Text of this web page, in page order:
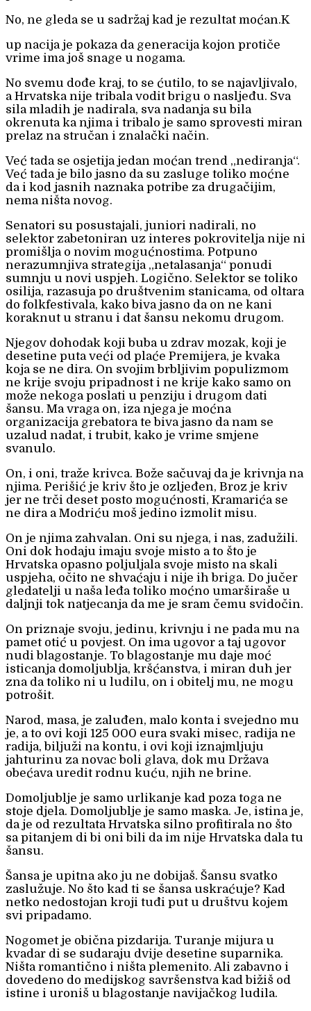
No, ne gleda se u sadržaj kad je rezultat moćan.K
up nacija je pokaza da generacija kojon protiče
vrime ima još snage u nogama.
No svemu dođe kraj, to se ćutilo, to se najavljivalo,
a Hrvatska nije tribala vodit brigu o nasljeđu. Sva
sila mladih je nadirala, sva nadanja su bila
okrenuta ka njima i tribalo je samo sprovesti miran
prelaz na stručan i znalački način.
Već tada se osjetija jedan moćan trend „nediranja“.
Već tada je bilo jasno da su zasluge toliko moćne
da i kod jasnih naznaka potribe za drugačijim,
nema ništa novog.
Senatori su posustajali, juniori nadirali, no
selektor zabetoniran uz interes pokrovitelja nije ni
promišlja o novim mogućnostima. Potpuno
nerazumnjiva strategija „netalasanja“ ponudi
sumnju u novi uspjeh. Logično. Selektor se toliko
osilija, razasuja po društvenim stanicama, od oltara
do folkfestivala, kako biva jasno da on ne kani
koraknut u stranu i dat šansu nekomu drugom.
Njegov dohodak koji buba u zdrav mozak, koji je
desetine puta veći od plaće Premijera, je kvaka
koja se ne dira. On svojim brbljivim populizmom
ne krije svoju pripadnost i ne krije kako samo on
može nekoga poslati u penziju i drugom dati
šansu. Ma vraga on, iza njega je moćna
organizacija grebatora te biva jasno da nam se
uzalud nadat, i trubit, kako je vrime smjene
svanulo.
On, i oni, traže krivca. Bože sačuvaj da je krivnja na
njima. Perišić je kriv što je ozljeđen, Broz je kriv
jer ne trči deset posto mogućnosti, Kramarića se
ne dira a Modriću moš jedino izmolit misu.
On je njima zahvalan. Oni su njega, i nas, zadužili.
Oni dok hodaju imaju svoje misto a to što je
Hrvatska opasno poljuljala svoje misto na skali
uspjeha, očito ne shvaćaju i nije ih briga. Do jučer
gledatelji u naša leđa toliko moćno umarširaše u
daljnji tok natjecanja da me je sram čemu svidočin.
On priznaje svoju, jedinu, krivnju i ne pada mu na
pamet otić u povjest. On ima ugovor a taj ugovor
nudi blagostanje. To blagostanje mu daje moć
isticanja domoljublja, kršćanstva, i miran duh jer
zna da toliko ni u ludilu, on i obitelj mu, ne mogu
potrošit.
Narod, masa, je zaluđen, malo konta i svejedno mu
je, a to ovi koji 125 000 eura svaki misec, radija ne
radija, biljuži na kontu, i ovi koji iznajmljuju
jahturinu za novac boli glava, dok mu Država
obećava uredit rodnu kuću, njih ne brine.
Domoljublje je samo urlikanje kad poza toga ne
stoje djela. Domoljublje je samo maska. Je, istina je,
da je od rezultata Hrvatska silno profitirala no što
sa pitanjem di bi oni bili da im nije Hrvatska dala tu
šansu.
Šansa je upitna ako ju ne dobijaš. Šansu svatko
zaslužuje. No što kad ti se šansa uskraćuje? Kad
netko nedostojan kroji tuđi put u društvu kojem
svi pripadamo.
Nogomet je obična pizdarija. Turanje mijura u
kvadar di se sudaraju dvije desetine suparnika.
Ništa romantično i ništa plemenito. Ali zabavno i
dovedeno do medijskog savršenstva kad bižiš od
istine i uroniš u blagostanje navijačkog ludila.